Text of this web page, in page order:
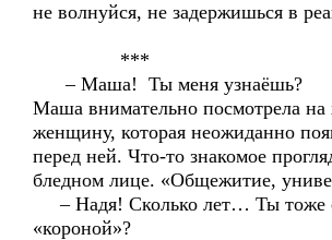
не волнуйся, не задержишься в
***
– Маша! Ты меня узнаёшь?
Маша внимательно посмотрела
женщину, которая неожиданно
перед ней. Что-то знакомое
бледном лице. «Общежитие,
– Надя! Сколько лет… Ты тоже
«короной»?